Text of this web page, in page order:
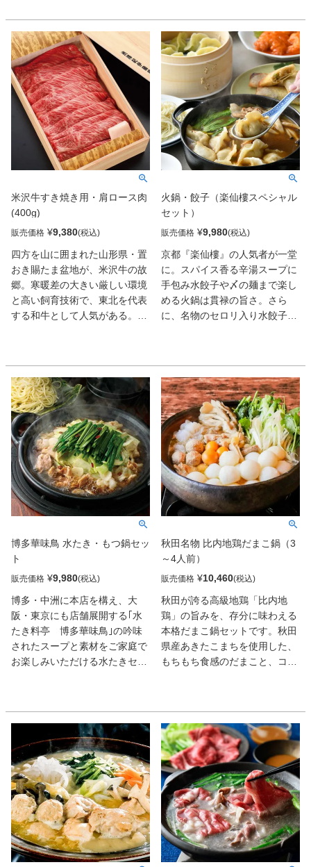
の逸品です。
しめる。
にくどさはない。悶絶必至!
米沢牛すき焼き用・肩ロース肉
(400g)
販売価格 ¥9,380
四方を山に囲まれた山形県・置
おき賜たま盆地が、米沢牛の故
郷。寒暖差の大きい厳しい環境
と高い飼育技術で、東北を代表
する和牛として人気がある。す
火鍋・餃子（楽仙樓スペシャル
セット）
販売価格 ¥9,980
京都『楽仙樓』の人気者が一堂
に。スパイス香る辛湯スープに
手包み水餃子や〆の麺まで楽し
める火鍋は貫禄の旨さ。さら
に、名物のセロリ入り水餃子、
呑みたい日におすすめ。
博多華味鳥 水たき・もつ鍋セッ
ト
販売価格 ¥9,980
博多・中洲に本店を構え、大
阪・東京にも店舗展開する｢水
たき料亭 博多華味鳥｣の吟味
されたスープと素材をご家庭で
お楽しみいただける水たきセッ
味鳥」流にアレンジを加え、九
州産「華味鳥」のハラミと牛も
つとを組み合わせたオリジナル
のもつ鍋セットです。ちゃんぽ
ん麺でしめくくるところまで博
多の醍醐味をご家庭でたっぷり
楽しんでいただけます。
秋田名物 比内地鶏だまこ鍋（3
～4人前）
販売価格 ¥10,460
秋田が誇る高級地鶏「比内地
鶏」の旨みを、存分に味わえる
本格だまこ鍋セットです。秋田
県産あきたこまちを使用した、
もちもち食感のだまこと、コク
ます。比内地鶏のもも肉・むね
肉を使用したカット正肉、旨み
が凝縮されたがらスープ、コク
を加える鶏ミンチや希少部位の
きんかん（卵管）を贅沢にセッ
ト。さらに、長ねぎ・せり・舞
茸・ごぼうなど、だまこ鍋に欠
かせない国産野菜と、秋田県製
造の鍋っこしょうゆを加え、下
準備いらずで本格的な味わいが